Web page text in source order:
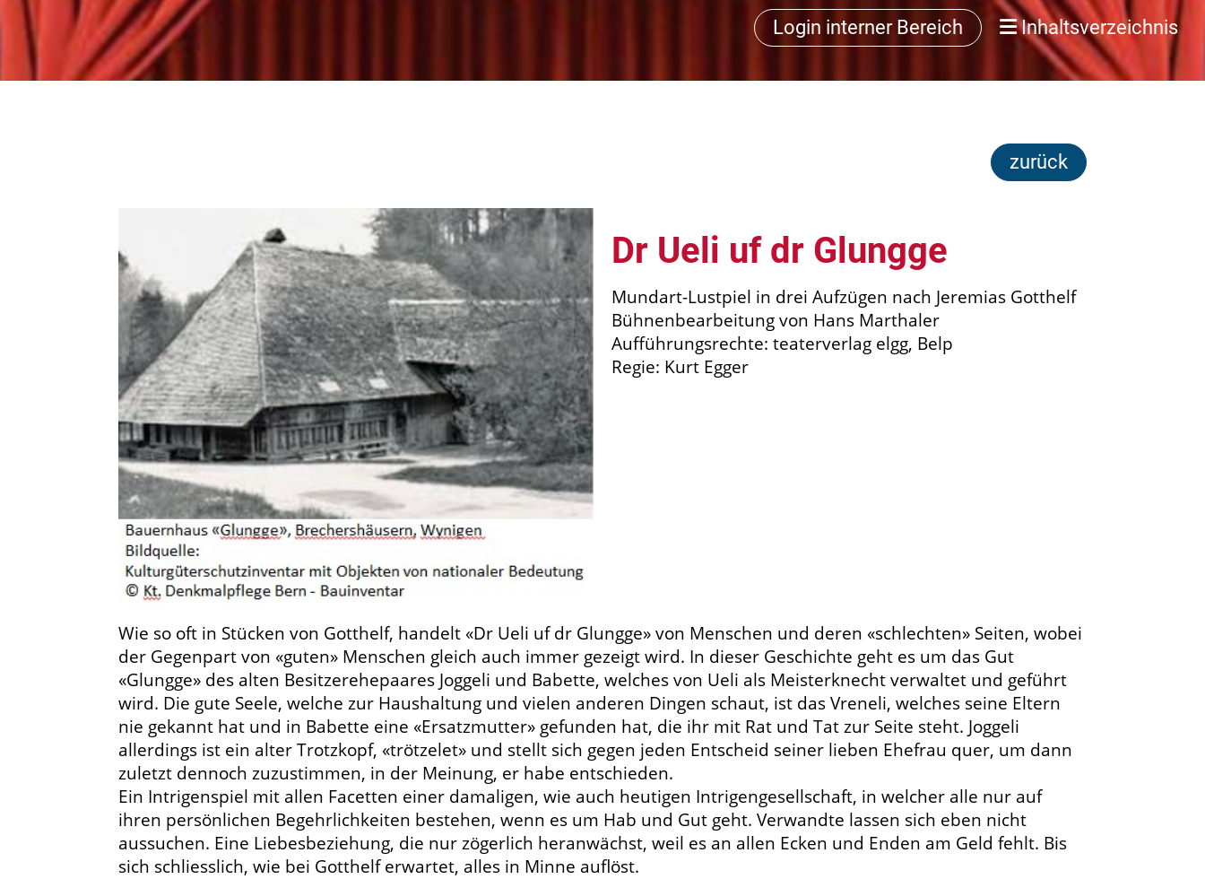
Login interner Bereich Inhaltsverzeichnis
zurück
Dr Ueli uf dr Glungge
Mundart-Lustpiel in drei Aufzügen nach Jeremias Gotthelf
Bühnenbearbeitung von Hans Marthaler
Aufführungsrechte: teaterverlag elgg, Belp
Regie: Kurt Egger
Wie so oft in Stücken von Gotthelf, handelt «Dr Ueli uf dr Glungge» von Menschen und deren «schlechten» Seiten, wobei
der Gegenpart von «guten» Menschen gleich auch immer gezeigt wird. In dieser Geschichte geht es um das Gut
«Glungge» des alten Besitzerehepaares Joggeli und Babette, welches von Ueli als Meisterknecht verwaltet und geführt
wird. Die gute Seele, welche zur Haushaltung und vielen anderen Dingen schaut, ist das Vreneli, welches seine Eltern
nie gekannt hat und in Babette eine «Ersatzmutter» gefunden hat, die ihr mit Rat und Tat zur Seite steht. Joggeli
allerdings ist ein alter Trotzkopf, «trötzelet» und stellt sich gegen jeden Entscheid seiner lieben Ehefrau quer, um dann
zuletzt dennoch zuzustimmen, in der Meinung, er habe entschieden.
Ein Intrigenspiel mit allen Facetten einer damaligen, wie auch heutigen Intrigengesellschaft, in welcher alle nur auf
ihren persönlichen Begehrlichkeiten bestehen, wenn es um Hab und Gut geht. Verwandte lassen sich eben nicht
aussuchen. Eine Liebesbeziehung, die nur zögerlich heranwächst, weil es an allen Ecken und Enden am Geld fehlt. Bis
sich schliesslich, wie bei Gotthelf erwartet, alles in Minne auflöst.